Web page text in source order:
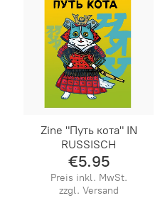
​Zine "Путь кота" IN
RUSSISCH
€5.95
Preis inkl. MwSt.
zzgl. Versand